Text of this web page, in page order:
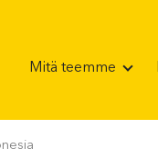
Mitä teemme